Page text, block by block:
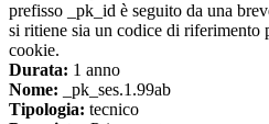
prefisso _pk_id è seguito da una
si ritiene sia un codice di riferimento
cookie.
Durata: 1 anno
Nome: _pk_ses.1.99ab
Tipologia: tecnico